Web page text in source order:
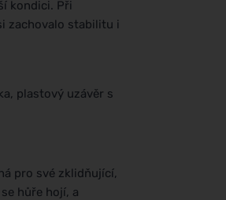
kondici. Při
zachovalo stabilitu i
plastový uzávěr s
pro své zklidňující,
hůře hojí, a